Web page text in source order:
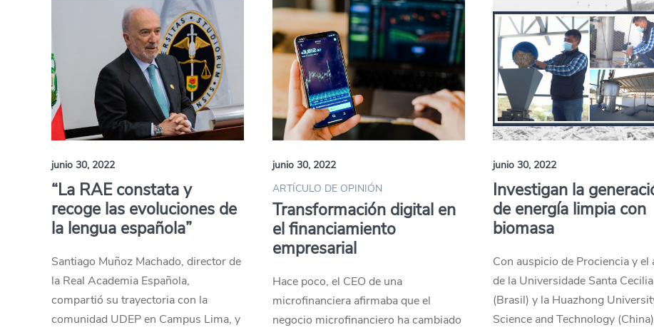
junio 30, 2022
“La RAE constata y
recoge las evoluciones de
la lengua española”
Santiago Muñoz Machado, director de
la Real Academia Española,
compartió su trayectoria con la
comunidad UDEP en Campus Lima, y
junio 30, 2022
ARTÍCULO DE OPINIÓN
Transformación digital en
el financiamiento
empresarial
Hace poco, el CEO de una
microfinanciera afirmaba que el
negocio microfinanciero ha cambiado
junio 30, 2022
Investigan la
de energía limpia con
biomasa
Con auspicio de Prociencia y el
de la Universidade Santa Cecilia
(Brasil) y la Huazhong
Science and Technology